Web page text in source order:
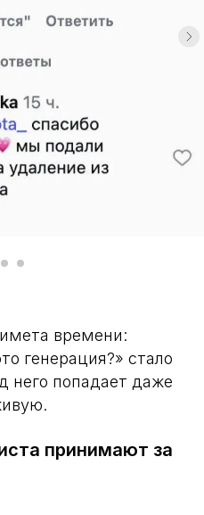
времени:
генерация?» стало
него попадает даже
принимают за